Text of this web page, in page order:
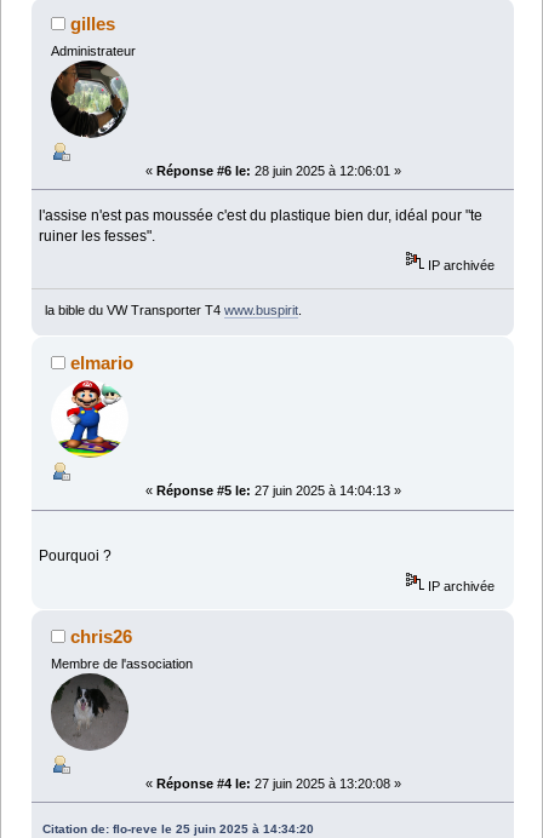
gilles
Administrateur
« Réponse #6 le: 28 juin 2025 à 12:06:01 »
l'assise n'est pas moussée c'est du plastique bien dur, idéal pour "te
ruiner les fesses".
IP archivée
la bible du VW Transporter T4 www.buspirit.
elmario
« Réponse #5 le: 27 juin 2025 à 14:04:13 »
Pourquoi ?
IP archivée
chris26
Membre de l'association
« Réponse #4 le: 27 juin 2025 à 13:20:08 »
Citation de: flo-reve le 25 juin 2025 à 14:34:20